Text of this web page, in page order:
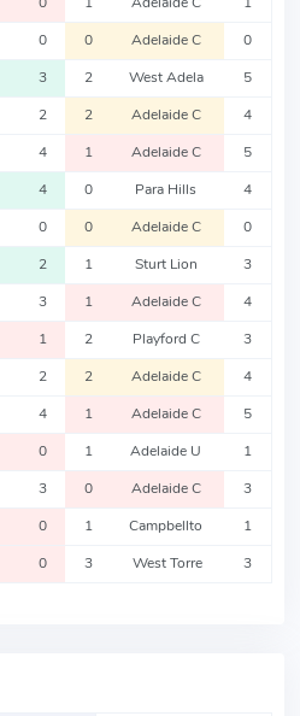
0 0 Adelaide C 0
3 2 West Adela 5
2 2 Adelaide C 4
4 1 Adelaide C 5
4 0 Para Hills 4
0 0 Adelaide C 0
2 1 Sturt Lion 3
3 1 Adelaide C 4
1 2 Playford C 3
2 2 Adelaide C 4
4 1 Adelaide C 5
0 1 Adelaide U 1
3 0 Adelaide C 3
0 1 Campbellto 1
0 3 West Torre 3